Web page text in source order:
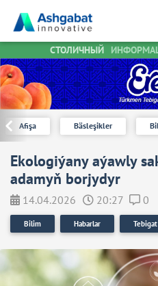
СТОЛИЧНЫЙ
Afişa Bäsleşikler
Ekologiýany aýawly
adamyň borjydyr
14.04.2026 20:27 0
Bilim Habarlar Tebigat